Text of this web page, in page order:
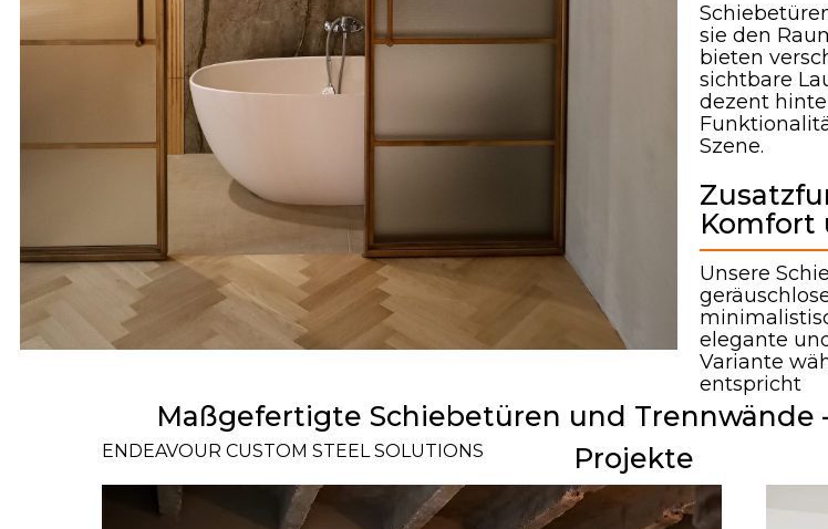
sie den
bieten
sichtbare
dezent
Szene.
Unsere
elegante
Variante
entspricht
Komfort
ENDEAVOUR CUSTOM STEEL SOLUTIONS
Maßgefertigte Schiebetüren und Trennwände
Projekte